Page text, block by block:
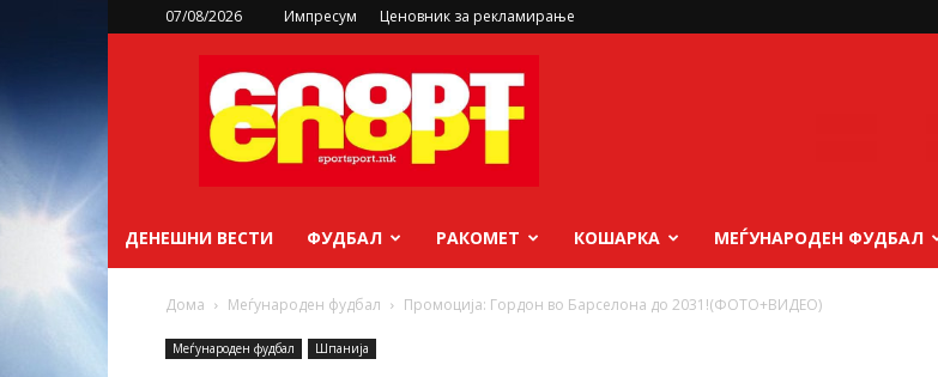
07/08/2026 Импресум Ценовник за рекламирање
sportsport.mk
ДЕНЕШНИ ВЕСТИ ФУДБАЛ РАКОМЕТ КОШАРКА МЕЃУНАРОДЕН ФУДБАЛ
Дома Меѓународен фудбал Промоција: Гордон во Барселона до 2031!(ФОТО+ВИДЕО)
Меѓународен фудбал Шпанија